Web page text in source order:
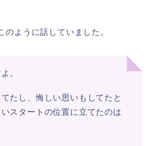
のように話していました。
。
たし、悔しい思いもしてたと
スタートの位置に立てたのは